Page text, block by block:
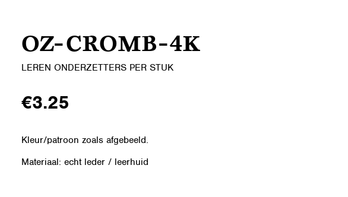
OZ-CROMB-4K
LEREN ONDERZETTERS PER STUK
€3.25
Kleur/patroon zoals afgebeeld.
Materiaal: echt leder / leerhuid